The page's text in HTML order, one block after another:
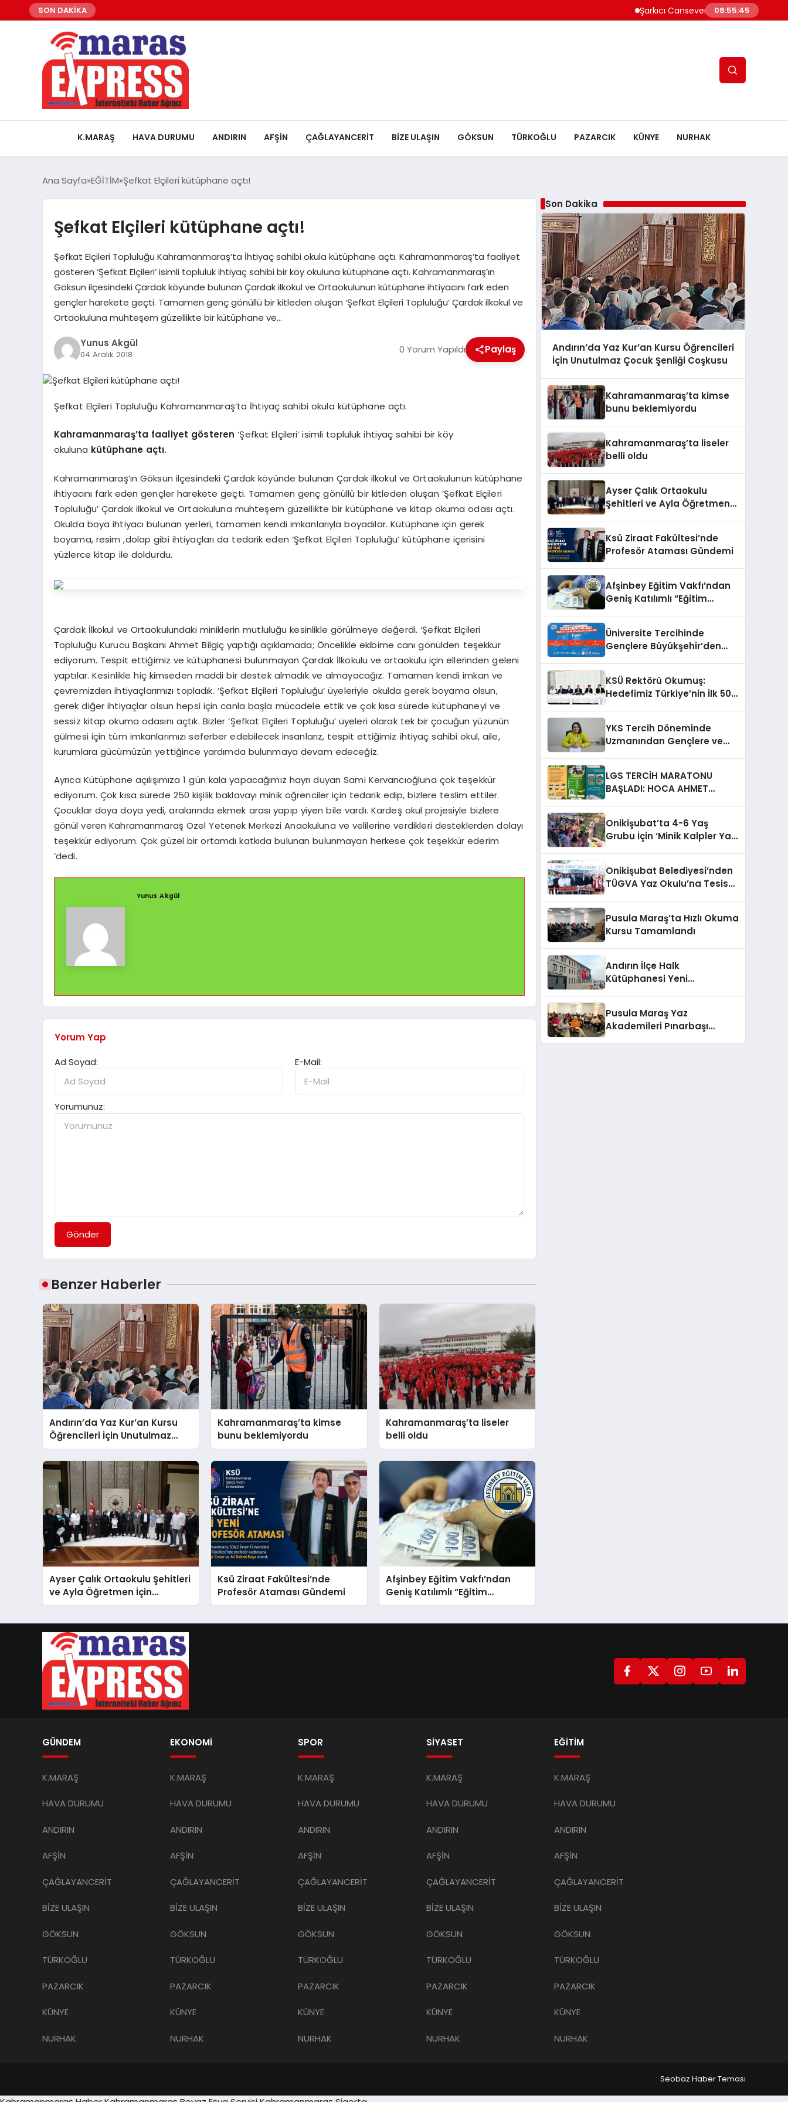
SON DAKİKA Şarkıcı Cansever Hayatını Kaybetti
08:55:46
K.MARAŞ HAVA DURUMU ANDIRIN AFŞİN ÇAĞLAYANCERİT BİZE ULAŞIN GÖKSUN TÜRKOĞLU PAZARCIK KÜNYE NURHAK
Ana Sayfa EĞİTİM Şefkat Elçileri kütüphane açtı!
Şefkat Elçileri kütüphane açtı!
Şefkat Elçileri Topluluğu Kahramanmaraş’ta İhtiyaç sahibi okula kütüphane açtı. Kahramanmaraş’ta faaliyet
gösteren ‘Şefkat Elçileri’ isimli topluluk ihtiyaç sahibi bir köy okuluna kütüphane açtı. Kahramanmaraş’ın
Göksun ilçesindeki Çardak köyünde bulunan Çardak ilkokul ve Ortaokulunun kütüphane ihtiyacını fark eden
gençler harekete geçti. Tamamen genç gönüllü bir kitleden oluşan ‘Şefkat Elçileri Topluluğu’ Çardak ilkokul ve
Ortaokuluna muhteşem güzellikte bir kütüphane ve…
Yunus Akgül
04 Aralık 2018 0 Yorum Yapıldı Paylaş
Şefkat Elçileri Topluluğu Kahramanmaraş’ta İhtiyaç sahibi okula kütüphane açtı.
Kahramanmaraş’ta faaliyet gösteren ‘Şefkat Elçileri’ isimli topluluk ihtiyaç sahibi bir köy
okuluna kütüphane açtı.
Kahramanmaraş’ın Göksun ilçesindeki Çardak köyünde bulunan Çardak ilkokul ve Ortaokulunun kütüphane
ihtiyacını fark eden gençler harekete geçti. Tamamen genç gönüllü bir kitleden oluşan ‘Şefkat Elçileri
Topluluğu’ Çardak ilkokul ve Ortaokuluna muhteşem güzellikte bir kütüphane ve kitap okuma odası açtı.
Okulda boya ihtiyacı bulunan yerleri, tamamen kendi imkanlarıyla boyadılar. Kütüphane için gerek
boyama, resim ,dolap gibi ihtiyaçları da tedarik eden ‘Şefkat Elçileri Topluluğu’ kütüphane içerisini
yüzlerce kitap ile doldurdu.
Çardak İlkokul ve Ortaokulundaki miniklerin mutluluğu kesinlikle görülmeye değerdi. ‘Şefkat Elçileri
Topluluğu Kurucu Başkanı Ahmet Bilgiç yaptığı açıklamada; Öncelikle ekibime canı gönülden teşekkür
ediyorum. Tespit ettiğimiz ve kütüphanesi bulunmayan Çardak İlkokulu ve ortaokulu için ellerinden geleni
yaptılar. Kesinlikle hiç kimseden maddi bir destek almadık ve almayacağız. Tamamen kendi imkan ve
çevremizden ihtiyaçlarımızı topladık. ‘Şefkat Elçileri Topluluğu’ üyeleriyle okulda gerek boyama olsun,
gerek diğer ihtiyaçlar olsun hepsi için canla başla mücadele ettik ve çok kısa sürede kütüphaneyi ve
sessiz kitap okuma odasını açtık. Bizler ‘Şefkat Elçileri Topluluğu’ üyeleri olarak tek bir çocuğun yüzünün
gülmesi için tüm imkanlarımızı seferber edebilecek insanlarız, tespit ettiğimiz ihtiyaç sahibi okul, aile,
kurumlara gücümüzün yettiğince yardımda bulunmaya devam edeceğiz.
Ayrıca Kütüphane açılışımıza 1 gün kala yapacağımız hayrı duyan Sami Kervancıoğluna çok teşekkür
ediyorum. Çok kısa sürede 250 kişilik baklavayı minik öğrenciler için tedarik edip, bizlere teslim ettiler.
Çocuklar doya doya yedi, aralarında ekmek arası yapıp yiyen bile vardı. Kardeş okul projesiyle bizlere
gönül veren Kahramanmaraş Özel Yetenek Merkezi Anaokuluna ve velilerine verdikleri desteklerden dolayı
teşekkür ediyorum. Çok güzel bir ortamdı katkıda bulunan bulunmayan herkese çok teşekkür ederim
’dedi.
Yunus Akgül
Yorum Yap
Ad Soyad:
E-Mail:
Yorumunuz:
Gönder
Benzer Haberler
Andırın’da Yaz Kur’an Kursu
Öğrencileri İçin Unutulmaz
Çocuk Şenliği Coşkusu
Kahramanmaraş’ta kimse
bunu beklemiyordu
Kahramanmaraş’ta liseler
belli oldu
Ayser Çalık Ortaokulu Şehitleri
ve Ayla Öğretmen İçin
Cumhurbaşkanlığı
Ksü Ziraat Fakültesi’nde
Profesör Ataması Gündemi
Afşinbey Eğitim Vakfı’ndan
Geniş Katılımlı “Eğitim
Seferberliği”: Hedef 100
Son Dakika
Andırın’da Yaz Kur’an Kursu Öğrencileri
İçin Unutulmaz Çocuk Şenliği Coşkusu
Kahramanmaraş’ta kimse
bunu beklemiyordu
Kahramanmaraş’ta liseler
belli oldu
Ayser Çalık Ortaokulu
Şehitleri ve Ayla Öğretmen
Ksü Ziraat Fakültesi’nde
Profesör Ataması Gündemi
Afşinbey Eğitim Vakfı’ndan
Geniş Katılımlı “Eğitim
Hizmet Binası
Üniversite Tercihinde
Gençlere Büyükşehir’den
KSÜ Rektörü Okumuş:
Hedefimiz Türkiye’nin İlk 50
YKS Tercih Döneminde
Uzmanından Gençlere ve
LGS TERCİH MARATONU
BAŞLADI: HOCA AHMET
Onikişubat’ta 4-6 Yaş
Grubu İçin ‘Minik Kalpler Yaz
Onikişubat Belediyesi’nden
TÜGVA Yaz Okulu’na Tesis
Pusula Maraş’ta Hızlı Okuma
Kursu Tamamlandı
Andırın İlçe Halk
Kütüphanesi Yeni
Pusula Maraş Yaz
Akademileri Pınarbaşı
GÜNDEM
K.MARAŞ
HAVA DURUMU
ANDIRIN
AFŞİN
ÇAĞLAYANCERİT
BİZE ULAŞIN
GÖKSUN
TÜRKOĞLU
PAZARCIK
KÜNYE
NURHAK
EKONOMİ
K.MARAŞ
HAVA DURUMU
ANDIRIN
AFŞİN
ÇAĞLAYANCERİT
BİZE ULAŞIN
GÖKSUN
TÜRKOĞLU
PAZARCIK
KÜNYE
NURHAK
SPOR
K.MARAŞ
HAVA DURUMU
ANDIRIN
AFŞİN
ÇAĞLAYANCERİT
BİZE ULAŞIN
GÖKSUN
TÜRKOĞLU
PAZARCIK
KÜNYE
NURHAK
SİYASET
K.MARAŞ
HAVA DURUMU
ANDIRIN
AFŞİN
ÇAĞLAYANCERİT
BİZE ULAŞIN
GÖKSUN
TÜRKOĞLU
PAZARCIK
KÜNYE
NURHAK
EĞİTİM
K.MARAŞ
HAVA DURUMU
ANDIRIN
AFŞİN
ÇAĞLAYANCERİT
BİZE ULAŞIN
GÖKSUN
TÜRKOĞLU
PAZARCIK
KÜNYE
NURHAK
Seobaz Haber Teması